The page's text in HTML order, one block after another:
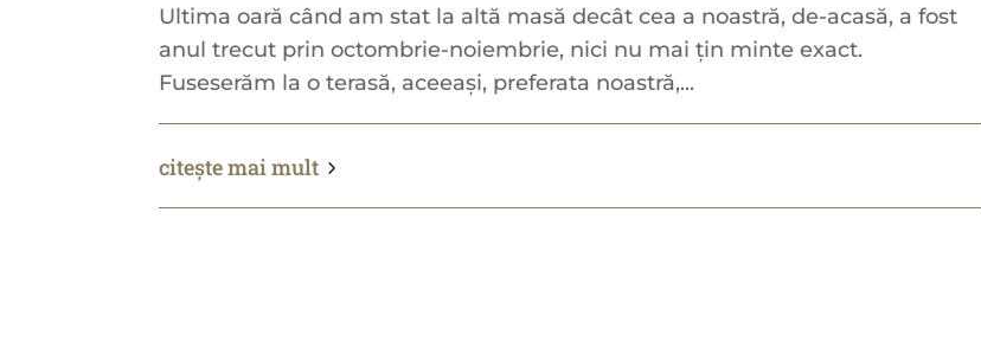
Ultima oară când am stat la altă masă decât cea a noastră, de-acasă, a fost
anul trecut prin octombrie-noiembrie, nici nu mai țin minte exact.
Fuseserăm la o terasă, aceeași, preferata noastră,...
citește mai mult